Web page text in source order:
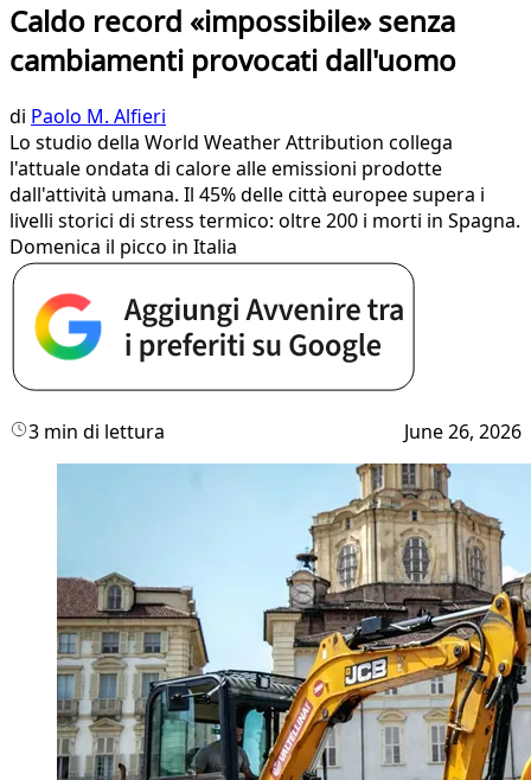
Caldo record «impossibile» senza
cambiamenti provocati dall'uomo
di Paolo M. Alfieri
Lo studio della World Weather Attribution collega
l'attuale ondata di calore alle emissioni prodotte
dall'attività umana. Il 45% delle città europee supera i
livelli storici di stress termico: oltre 200 i morti in Spagna.
Domenica il picco in Italia
3 min di lettura June 26, 2026